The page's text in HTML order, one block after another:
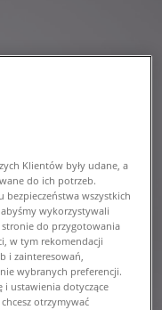
Klientów były udane, a
do ich potrzeb.
bezpieczeństwa wszystkich
wykorzystywali
stronie do przygotowania
w tym rekomendacji
i zainteresowań,
wybranych preferencji.
i ustawienia dotyczące
otrzymywać